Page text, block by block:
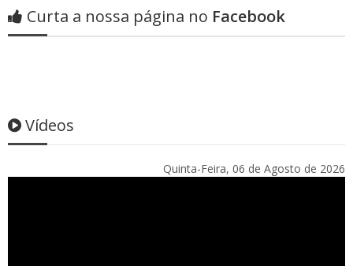
Curta a nossa página no Facebook
Vídeos
Quinta-Feira, 06 de Agosto de 2026